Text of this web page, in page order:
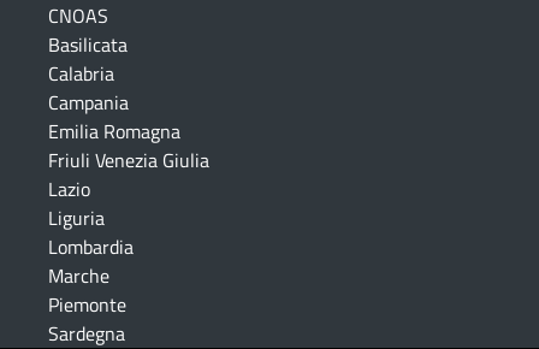
CNOAS
Basilicata
Calabria
Campania
Emilia Romagna
Friuli Venezia Giulia
Lazio
Liguria
Lombardia
Marche
Piemonte
Sardegna